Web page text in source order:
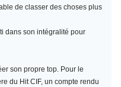
de classer des choses plus
dans son intégralité pour
son propre top. Pour le
du Hit CIF, un compte rendu